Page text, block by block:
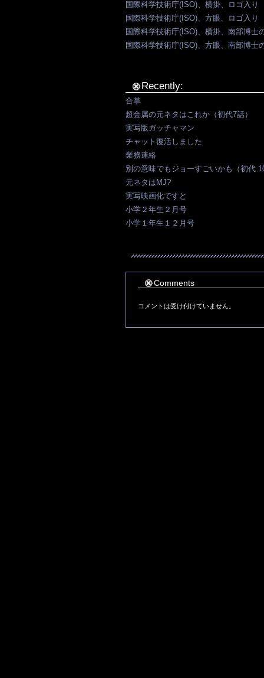
国際科学技術庁(ISO)、横掛、ロゴ入り
国際科学技術庁(ISO)、方眼、ロゴ入り
国際科学技術庁(ISO)、横掛、南部博士
国際科学技術庁(ISO)、方眼、南部博士
Recently:
合掌
超金属の元ネタはこれか（初代7話）
実写版ガッチャマン
チャット復活しました
業務連絡
別の意味でもジョーすごいかも（初代
元ネタはMJ?
実写映画化ですと
小学２年生２月号
小学１年生１２月号
Comments
コメントは受け付けていません。